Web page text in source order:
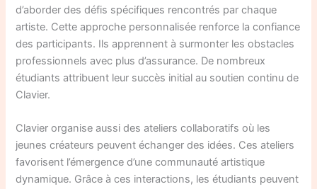
d’aborder des défis spécifiques rencontrés par chaque
artiste. Cette approche personnalisée renforce la confiance
des participants. Ils apprennent à surmonter les obstacles
professionnels avec plus d’assurance. De nombreux
étudiants attribuent leur succès initial au soutien continu de
Clavier.
Clavier organise aussi des ateliers collaboratifs où les
jeunes créateurs peuvent échanger des idées. Ces ateliers
favorisent l’émergence d’une communauté artistique
dynamique. Grâce à ces interactions, les étudiants peuvent